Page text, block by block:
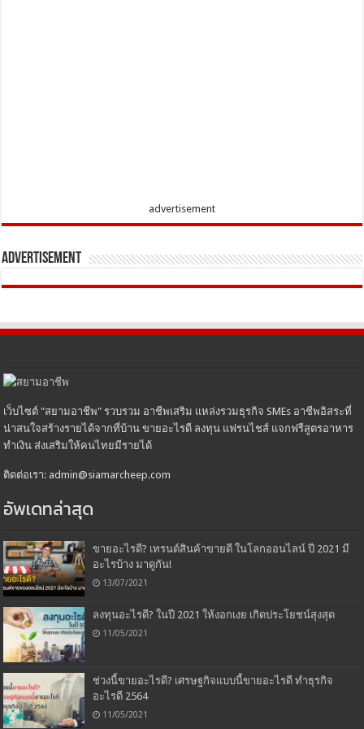
advertisement
Advertisement
เว็บไซต์ "สยามอาชีพ" รวบรวม อาชีพเสริม แหล่งรวมธุรกิจ SMEs อาชีพอิสระที่
น่าสนใจสร้างรายได้จากที่บ้าน ขายอะไรดี ลงทุน แฟรนไชส์ แจกฟรีสูตรอาหาร
ทำเงิน ส่งเสริมให้คนไทยมีรายได้
ติดต่อเรา: admin@siamarcheep.com
อัพเดทล่าสุด
ขายอะไรดี? เทรนด์สินค้าขายดี ในโลกออนไลน์ ปี 2021 มี
อะไรบ้าง มาดูกัน!
13/07/2021
ลงทุนอะไรดี? ในปี 2021 ให้งอกเงย เกิดประโยชน์สุงสุด
11/05/2021
ช่วงนี้ขายอะไรดี? เศรษฐกิจแบบนี้ขายอะไรดี ทำธุรกิจ
อะไรดี 2564
11/05/2021